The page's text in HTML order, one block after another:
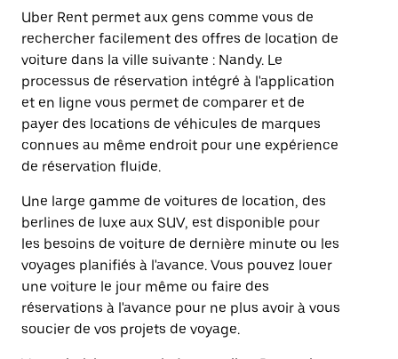
Uber Rent permet aux gens comme vous de
rechercher facilement des offres de location de
voiture dans la ville suivante : Nandy. Le
processus de réservation intégré à l'application
et en ligne vous permet de comparer et de
payer des locations de véhicules de marques
connues au même endroit pour une expérience
de réservation fluide.
Une large gamme de voitures de location, des
berlines de luxe aux SUV, est disponible pour
les besoins de voiture de dernière minute ou les
voyages planifiés à l'avance. Vous pouvez louer
une voiture le jour même ou faire des
réservations à l'avance pour ne plus avoir à vous
soucier de vos projets de voyage.